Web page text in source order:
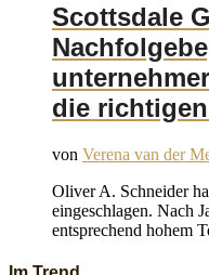
Scottsdale
die
von Verena van der
Oliver A. Schneider
eingeschlagen. Nach
entsprechend hohem